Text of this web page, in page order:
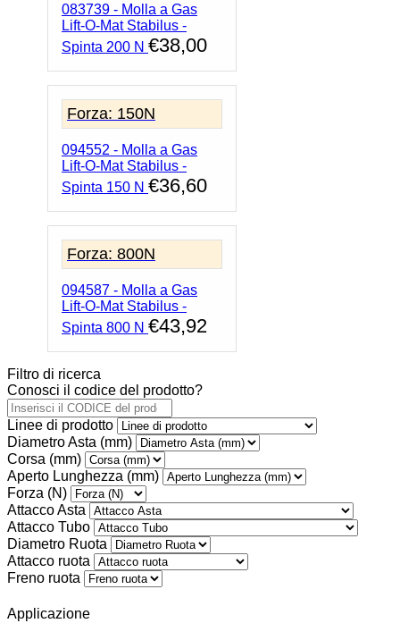
083739 - Molla a Gas
Lift-O-Mat Stabilus -
Spinta 200 N €38,00
Forza: 150N
094552 - Molla a Gas
Lift-O-Mat Stabilus -
Spinta 150 N €36,60
Forza: 800N
094587 - Molla a Gas
Lift-O-Mat Stabilus -
Spinta 800 N €43,92
Filtro di ricerca
Conosci il codice del prodotto?
Linee di prodotto
Diametro Asta (mm)
Corsa (mm)
Aperto Lunghezza (mm)
Forza (N)
Attacco Asta
Attacco Tubo
Diametro Ruota
Attacco ruota
Freno ruota
Applicazione